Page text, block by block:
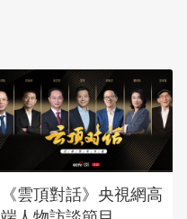
《雲頂對話》央視網高